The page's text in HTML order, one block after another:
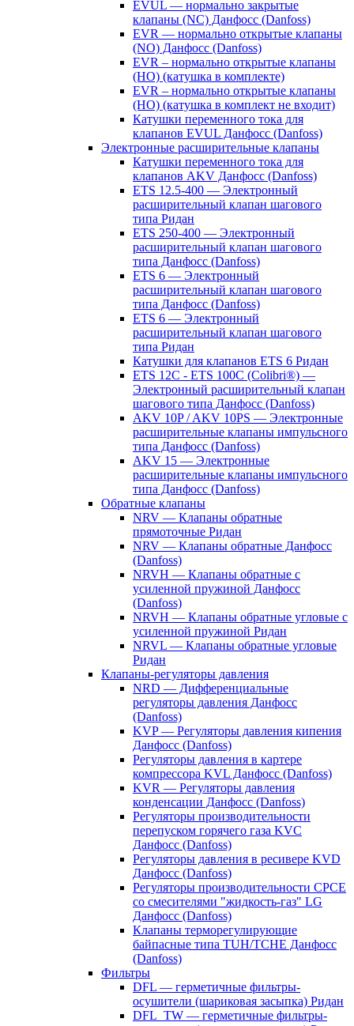
EVUL — нормально закрытые
клапаны (NC) Данфосс (Danfoss)
EVR — нормально открытые клапаны
(NO) Данфосс (Danfoss)
EVR – нормально открытые клапаны
(НО) (катушка в комплекте)
EVR – нормально открытые клапаны
(НО) (катушка в комплект не входит)
Катушки переменного тока для
клапанов EVUL Данфосс (Danfoss)
Электронные расширительные клапаны
Катушки переменного тока для
клапанов AKV Данфосс (Danfoss)
ETS 12.5-400 — Электронный
расширительный клапан шагового
типа Ридан
ETS 250-400 — Электронный
расширительный клапан шагового
типа Данфосс (Danfoss)
ETS 6 — Электронный
расширительный клапан шагового
типа Данфосс (Danfoss)
ETS 6 — Электронный
расширительный клапан шагового
типа Ридан
Катушки для клапанов ETS 6 Ридан
ETS 12C - ETS 100C (Colibri®) —
Электронный расширительный клапан
шагового типа Данфосс (Danfoss)
AKV 10P / AKV 10PS — Электронные
расширительные клапаны импульсного
типа Данфосс (Danfoss)
AKV 15 — Электронные
расширительные клапаны импульсного
типа Данфосс (Danfoss)
Обратные клапаны
NRV — Клапаны обратные
прямоточные Ридан
NRV — Клапаны обратные Данфосс
(Danfoss)
NRVH — Клапаны обратные с
усиленной пружиной Данфосс
(Danfoss)
NRVH — Клапаны обратные угловые с
усиленной пружиной Ридан
NRVL — Клапаны обратные угловые
Ридан
Клапаны-регуляторы давления
NRD — Дифференциальные
регуляторы давления Данфосс
(Danfoss)
KVP — Регуляторы давления кипения
Данфосс (Danfoss)
Регуляторы давления в картере
компрессора KVL Данфосс (Danfoss)
KVR — Регуляторы давления
конденсации Данфосс (Danfoss)
Регуляторы производительности
перепуском горячего газа KVC
Данфосс (Danfoss)
Регуляторы давления в ресивере KVD
Данфосс (Danfoss)
Регуляторы производительности CPCE
со смесителями "жидкость-газ" LG
Данфосс (Danfoss)
Клапаны терморегулирующие
байпасные типа TUH/TCHE Данфосс
(Danfoss)
Фильтры
DFL — герметичные фильтры-
осушители (шариковая засыпка) Ридан
DFL_TW — герметичные фильтры-